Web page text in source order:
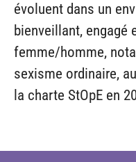
évoluent dans un
bienveillant, engagé
femme/homme,
sexisme ordinaire,
la charte StOpE en